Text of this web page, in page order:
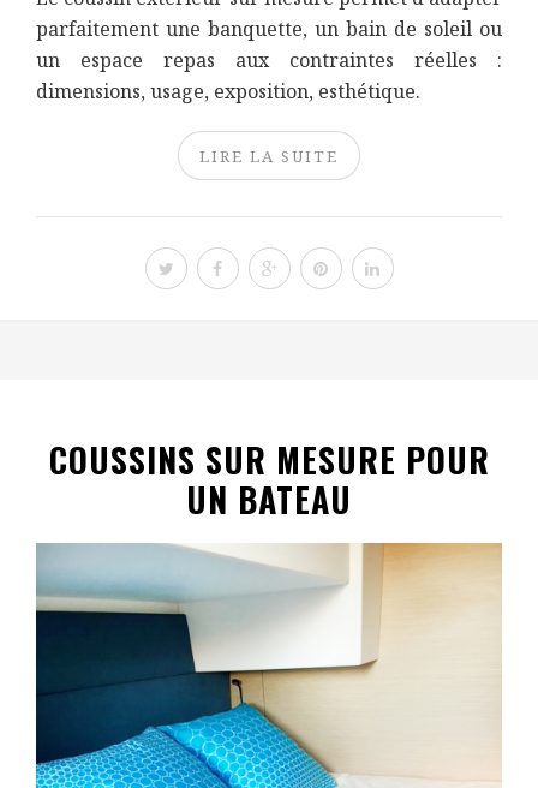
parfaitement une banquette, un bain de soleil ou
un espace repas aux contraintes réelles :
dimensions, usage, exposition, esthétique.
LIRE LA SUITE
COUSSINS SUR MESURE POUR
UN BATEAU